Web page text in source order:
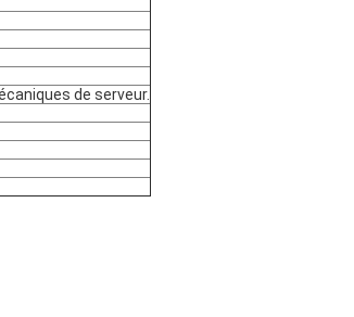
de serveur.